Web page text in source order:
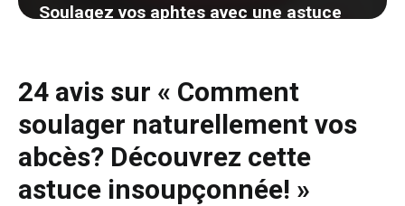
Soulagez vos aphtes avec une astuce
24 avis sur « Comment
soulager naturellement vos
abcès? Découvrez cette
astuce insoupçonnée! »